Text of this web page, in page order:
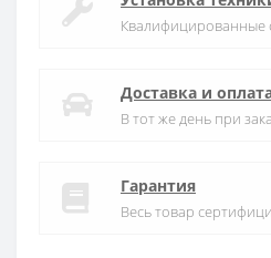
Квалифицированные
Доставка и
В тот же день при
Гарантия
Весь товар